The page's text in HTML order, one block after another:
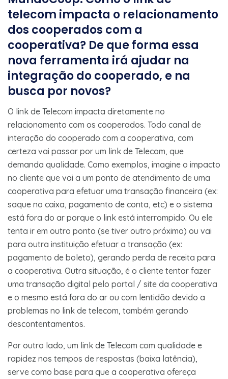
telecom impacta o relacionamento
dos cooperados com a
cooperativa? De que forma essa
nova ferramenta irá ajudar na
integração do cooperado, e na
busca por novos?
O link de Telecom impacta diretamente no
relacionamento com os cooperados. Todo canal de
interação do cooperado com a cooperativa, com
certeza vai passar por um link de Telecom, que
demanda qualidade. Como exemplos, imagine o impacto
no cliente que vai a um ponto de atendimento de uma
cooperativa para efetuar uma transação financeira (ex:
saque no caixa, pagamento de conta, etc) e o sistema
está fora do ar porque o link está interrompido. Ou ele
tenta ir em outro ponto (se tiver outro próximo) ou vai
para outra instituição efetuar a transação (ex:
pagamento de boleto), gerando perda de receita para
a cooperativa. Outra situação, é o cliente tentar fazer
uma transação digital pelo portal / site da cooperativa
e o mesmo está fora do ar ou com lentidão devido a
problemas no link de telecom, também gerando
descontentamentos.
Por outro lado, um link de Telecom com qualidade e
rapidez nos tempos de respostas (baixa latência),
serve como base para que a cooperativa ofereça